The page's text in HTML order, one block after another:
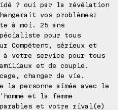
? oui par la révélation
vos problèmes!
à moi. 25 ans
pour tous
Compétent, sérieux et
votre service pour tous
et de couple.
changer de vie.
la personne aimée avec le
et la femme
et votre rival(e)